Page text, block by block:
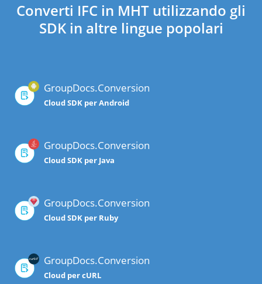
Converti IFC in MHT utilizzando gli
SDK in altre lingue popolari
GroupDocs.Conversion
Cloud SDK per Android
GroupDocs.Conversion
Cloud SDK per Java
GroupDocs.Conversion
Cloud SDK per Ruby
GroupDocs.Conversion
Cloud per cURL